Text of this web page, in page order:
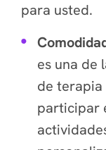
para usted.
es una de
de terapia
participar